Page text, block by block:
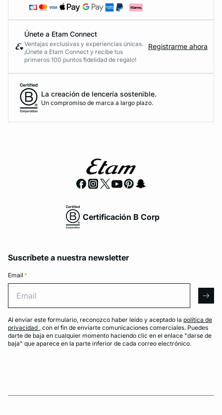
Únete a Etam Connect
Ventajas exclusivas y experiencias únicas.
¡Únete a Etam Connect y recibe tus
primeros 100 puntos fidelidad de regalo!
Registrarme ahora
La creación de lencería sostenible.
Un compromiso de marca a largo plazo.
Certificación B Corp
Suscríbete a nuestra newsletter
Email *
Al enviar este formulario, reconozco haber leído y aceptado la política de
privacidad , con el fin de enviarte comunicaciones comerciales. Puedes
darte de baja en cualquier momento haciendo clic en el enlace "darse de
baja" que aparece en la parte inferior de cada correo electrónico.